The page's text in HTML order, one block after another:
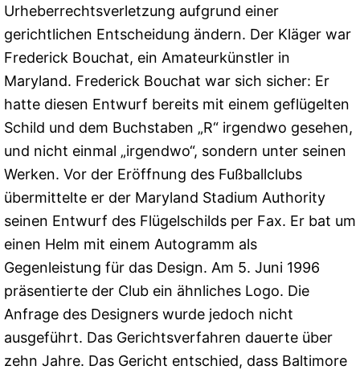
Urheberrechtsverletzung aufgrund einer
gerichtlichen Entscheidung ändern. Der Kläger war
Frederick Bouchat, ein Amateurkünstler in
Maryland. Frederick Bouchat war sich sicher: Er
hatte diesen Entwurf bereits mit einem geflügelten
Schild und dem Buchstaben „R“ irgendwo gesehen,
und nicht einmal „irgendwo“, sondern unter seinen
Werken. Vor der Eröffnung des Fußballclubs
übermittelte er der Maryland Stadium Authority
seinen Entwurf des Flügelschilds per Fax. Er bat um
einen Helm mit einem Autogramm als
Gegenleistung für das Design. Am 5. Juni 1996
präsentierte der Club ein ähnliches Logo. Die
Anfrage des Designers wurde jedoch nicht
ausgeführt. Das Gerichtsverfahren dauerte über
zehn Jahre. Das Gericht entschied, dass Baltimore